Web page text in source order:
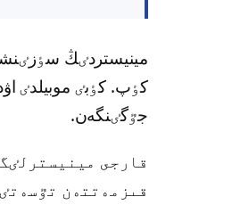
مينيستردٸڭ
كٶپ. كٶبٸ موبيلدٸ
جٷگٸنگەن.
قارجى
قىزمەتتەن